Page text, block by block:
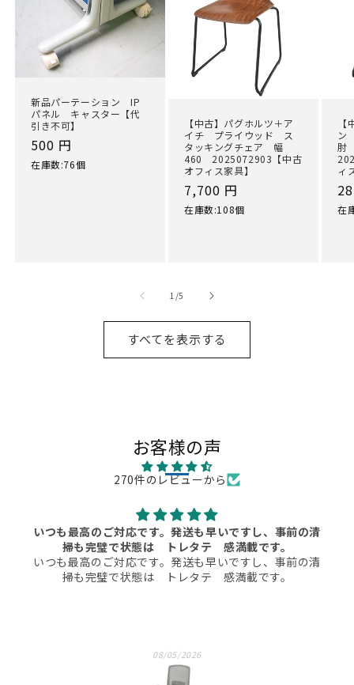
新品パーテーション IP
パネル キャスター【代
引き不可】
通
常
500 円
在庫数:76個
【中古】パグホルツ＋ア
イチ プライウッド ス
タッキングチェア 幅
460 2025072903【中古
オフィス家具】
通
常
7,700 円
在庫数:108個
ン
肘
ィ
通
常
在
1 /の
5
すべてを表示する
お客様の声
270件のレビューから
新品で買うと受注生産で何か月か待つ商品でしたが、手
早く手に入りとてもよかったです。
新品で買うと受注生産で何か月か待つ商品でしたが、手
早く手に入りとてもよかったです。
08/01/2026